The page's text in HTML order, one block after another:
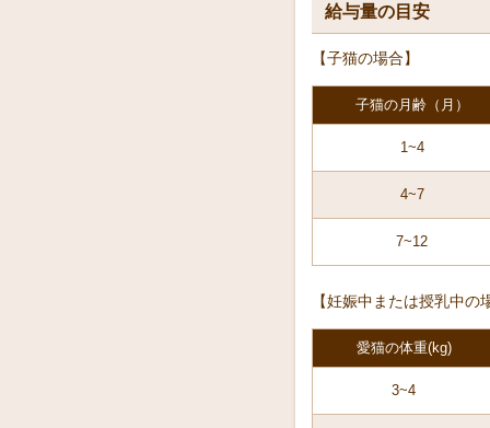
給与量の目安
【子猫の場合】
子猫の月齢（月）
1~4
4~7
7~12
【妊娠中または授乳中の
愛猫の体重(kg)
3~4